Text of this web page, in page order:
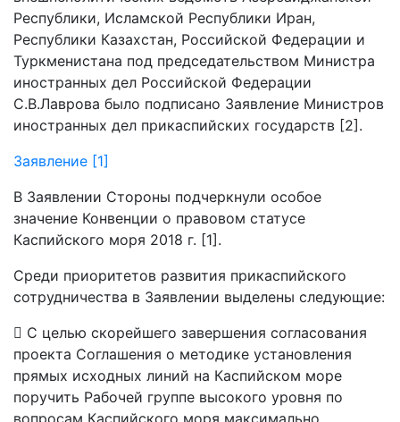
Республики, Исламской Республики Иран,
Республики Казахстан, Российской Федерации и
Туркменистана под председательством Министра
иностранных дел Российской Федерации
С.В.Лаврова было подписано Заявление Министров
иностранных дел прикаспийских государств [2].
Заявление [1]
В Заявлении Стороны подчеркнули особое
значение Конвенции о правовом статусе
Каспийского моря 2018 г. [1].
Среди приоритетов развития прикаспийского
сотрудничества в Заявлении выделены следующие:
 С целью скорейшего завершения согласования
проекта Соглашения о методике установления
прямых исходных линий на Каспийском море
поручить Рабочей группе высокого уровня по
вопросам Каспийского моря максимально